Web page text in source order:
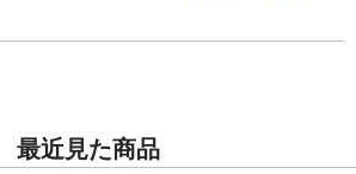
最近見た商品